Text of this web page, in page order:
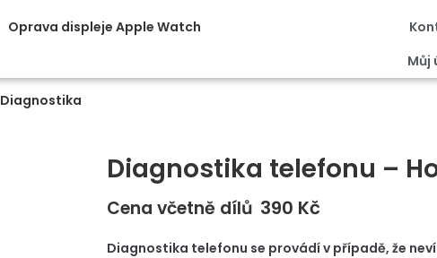
Oprava displeje Apple Watch
Můj
Diagnostika
Diagnostika telefonu –
Cena včetně dílů 390 Kč
Diagnostika telefonu se provádí v případě, že